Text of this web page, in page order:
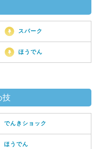
スパーク
ほうでん
技
でんきショック
ほうでん